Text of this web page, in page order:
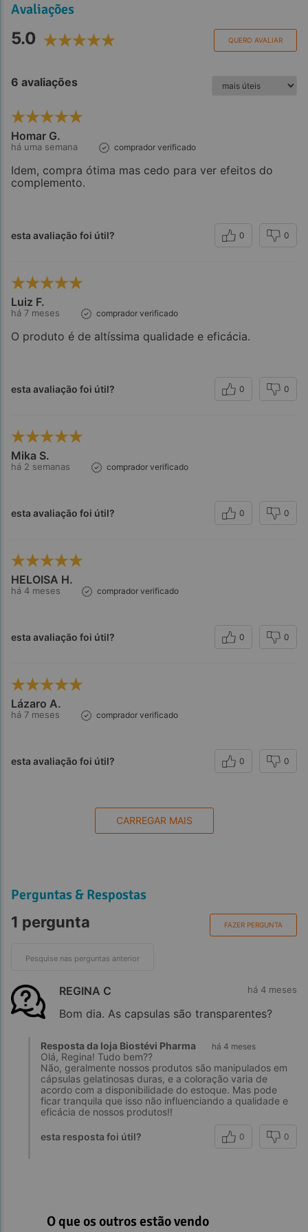
Avaliações
5.0 QUERO AVALIAR
6 avaliações
Homar G.
há uma semana comprador verificado
Idem, compra ótima mas cedo para ver efeitos do
complemento.
esta avaliação foi útil? 0 0
Luiz F.
há 7 meses comprador verificado
O produto é de altíssima qualidade e eficácia.
esta avaliação foi útil? 0 0
Mika S.
há 2 semanas comprador verificado
esta avaliação foi útil? 0 0
HELOISA H.
há 4 meses comprador verificado
esta avaliação foi útil? 0 0
Lázaro A.
há 7 meses comprador verificado
esta avaliação foi útil? 0 0
CARREGAR MAIS
Perguntas & Respostas
1 pergunta FAZER PERGUNTA
REGINA C há 4 meses
Bom dia. As capsulas são transparentes?
Resposta da loja Biostévi Pharma há 4 meses
Olá, Regina! Tudo bem??
Não, geralmente nossos produtos são manipulados em
cápsulas gelatinosas duras, e a coloração varia de
acordo com a disponibilidade do estoque. Mas pode
ficar tranquila que isso não influenciando a qualidade e
eficácia de nossos produtos!!
esta resposta foi útil? 0 0
O que os outros estão vendo